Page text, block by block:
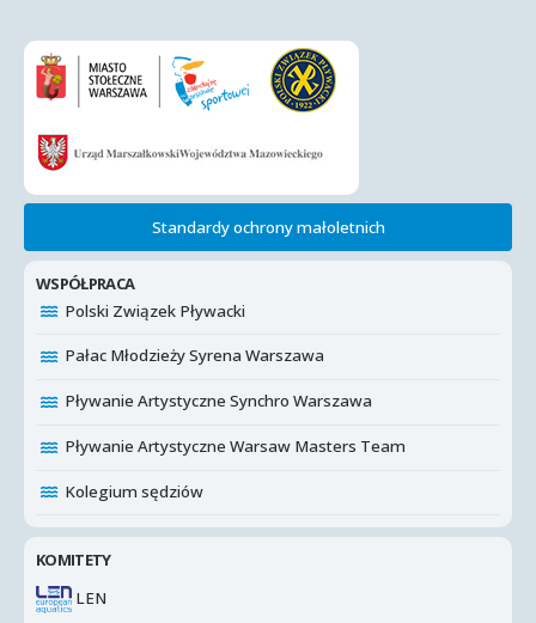
Standardy ochrony małoletnich
WSPÓŁPRACA
Polski Związek Pływacki
Pałac Młodzieży Syrena Warszawa
Pływanie Artystyczne Synchro Warszawa
Pływanie Artystyczne Warsaw Masters Team
Kolegium sędziów
KOMITETY
LEN